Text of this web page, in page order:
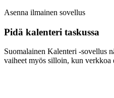
Asenna ilmainen sovellus
Pidä kalenteri taskussa
Suomalainen Kalenteri ‑sovellus
vaiheet myös silloin, kun verkkoa